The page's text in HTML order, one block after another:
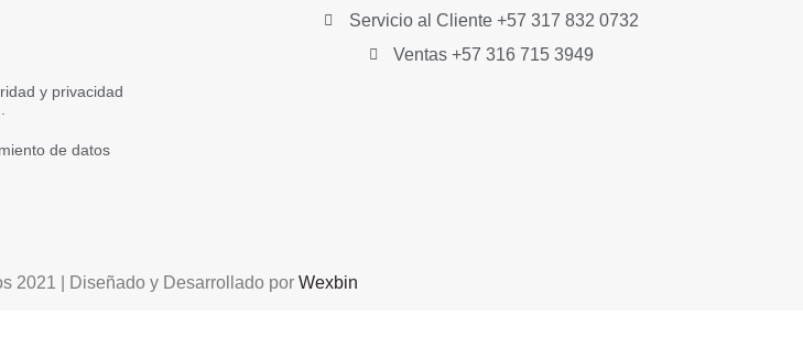
y privacidad
de datos
Servicio al Cliente +57 317 832 0732
Ventas +57 316 715 3949
2021 | Diseñado y Desarrollado por Wexbin